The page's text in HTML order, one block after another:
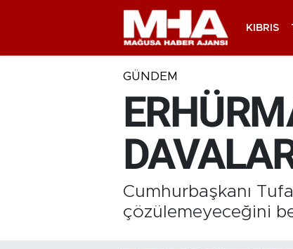
KIBRIS
GÜNDEM
Cumhurbaşkanı
çözülemeyeceğini